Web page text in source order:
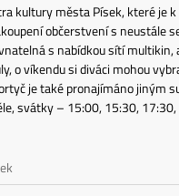
kultury města Písek, které je
občerstvení s
s nabídkou sítí
o víkendu si diváci mohou
je také pronajímáno
svátky – 15:00, 15:30,